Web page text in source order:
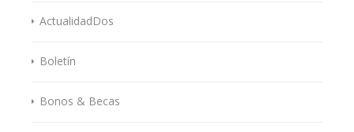
ActualidadDos
Boletín
Bonos & Becas